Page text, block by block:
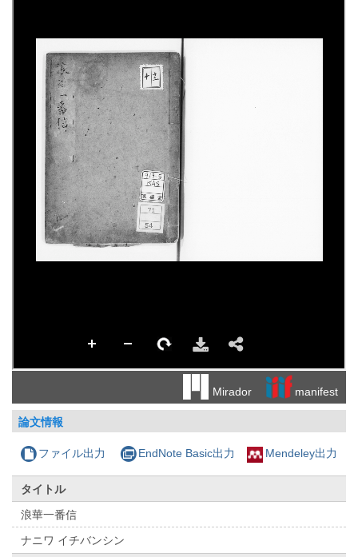
Mirador manifest
論文情報
ファイル出力 EndNote Basic出力 Mendeley出力
タイトル
浪華一番信
ナニワ イチバンシン